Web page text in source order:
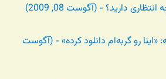
دارید؟ - (آگوست 08, 2009)
مرد ۴۸ ساله: «اینا رو گربه‌ام دانلود کرده» - (آگوست